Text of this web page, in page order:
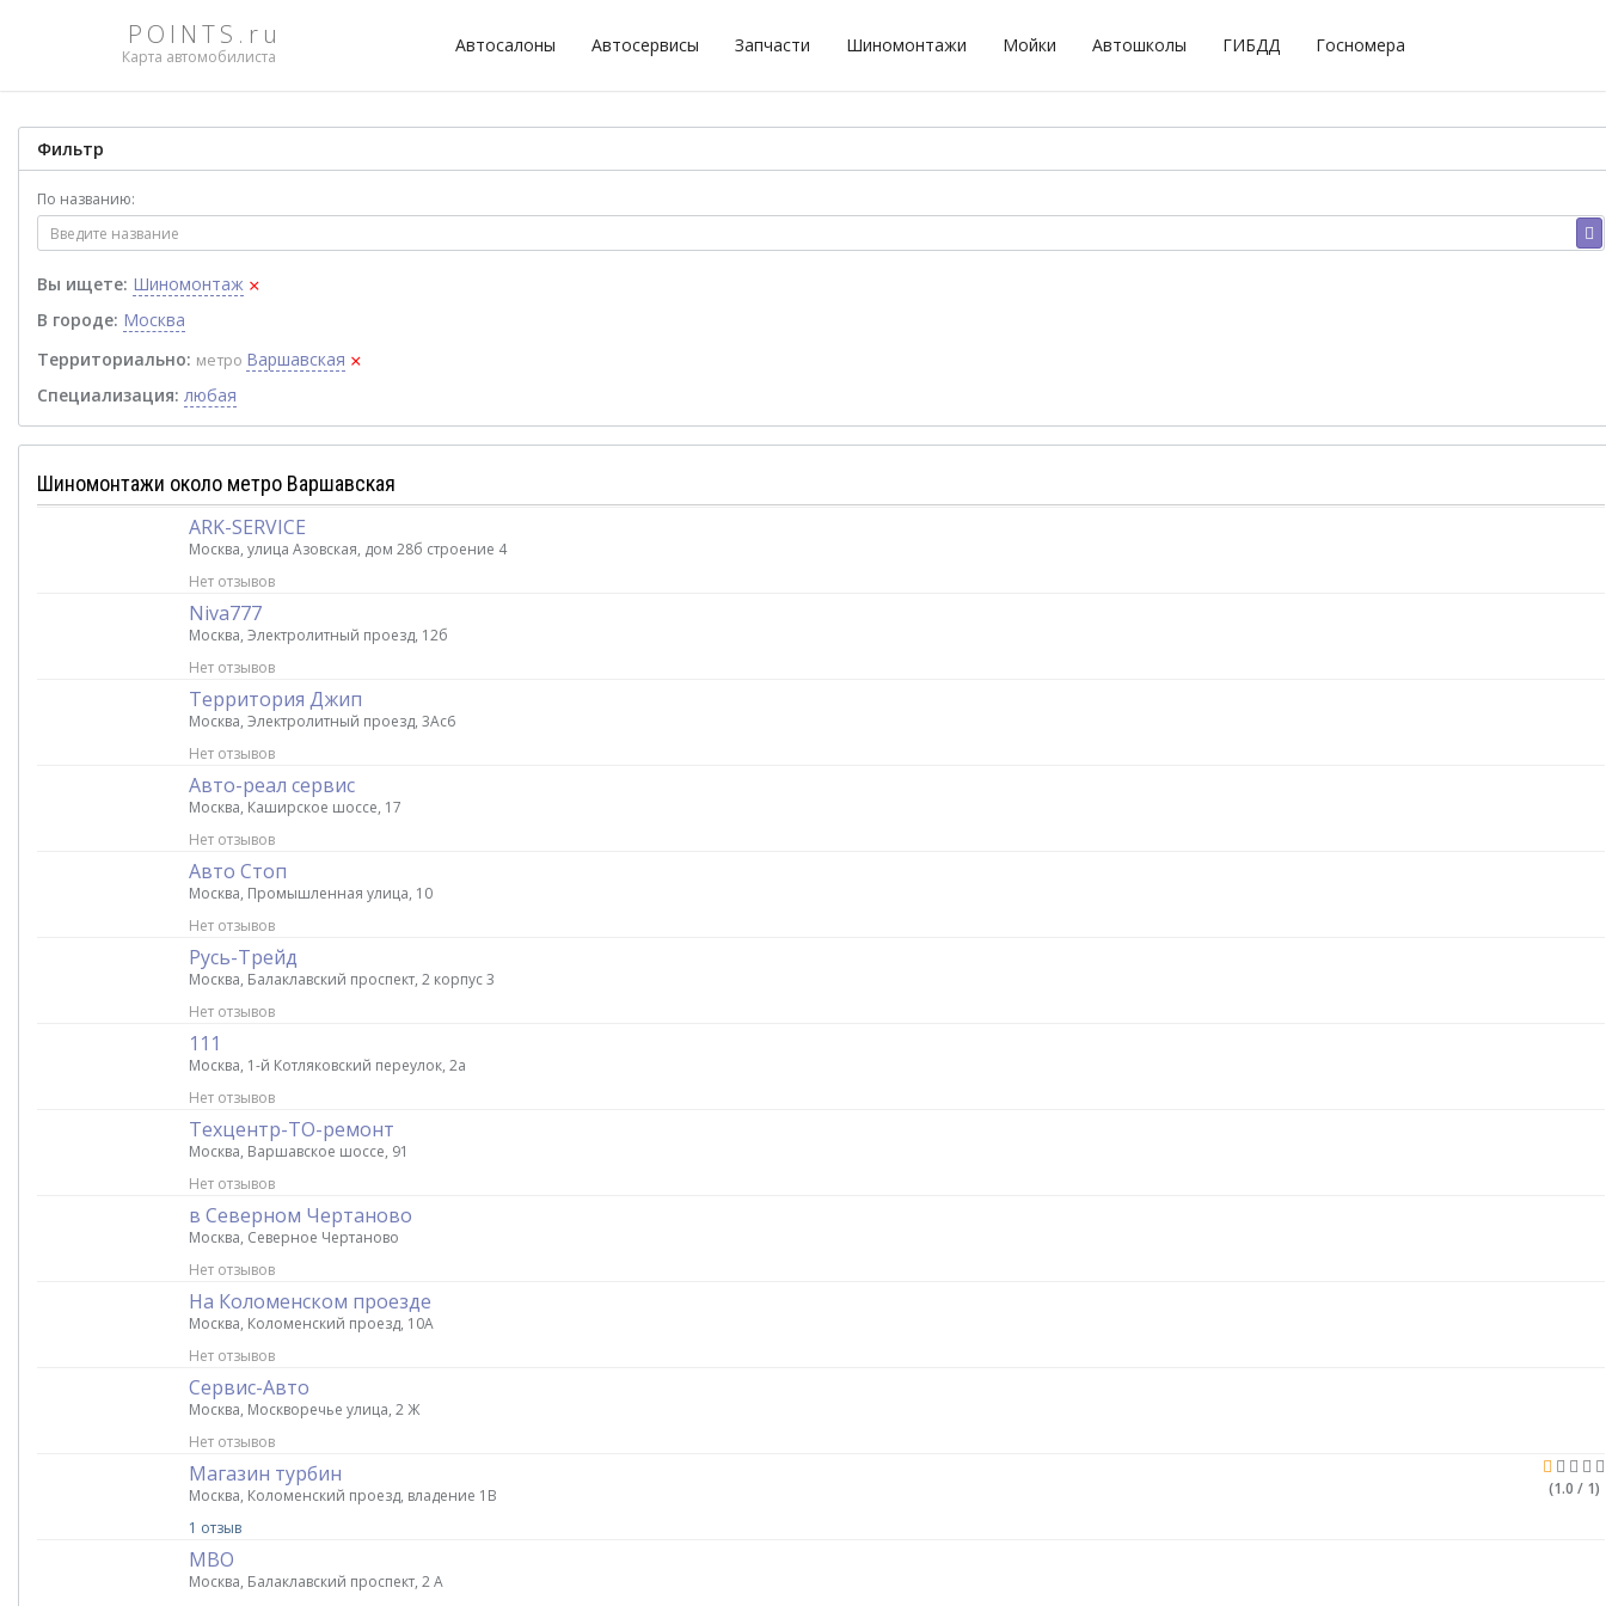
POINTS.ru
Карта автомобилиста
Автосалоны Автосервисы Запчасти Шиномонтажи Мойки Автошколы ГИБДД Госномера
Фильтр
По названию:
Вы ищете: Шиномонтаж ×
В городе: Москва
Территориально: метро Варшавская ×
Специализация: любая
Шиномонтажи около метро Варшавская
ARK-SERVICE
Москва, улица Азовская, дом 28б строение 4
Нет отзывов
Niva777
Москва, Электролитный проезд, 12б
Нет отзывов
Территория Джип
Москва, Электролитный проезд, 3Ас6
Нет отзывов
Авто-реал сервис
Москва, Каширское шоссе, 17
Нет отзывов
Авто Стоп
Москва, Промышленная улица, 10
Нет отзывов
Русь-Трейд
Москва, Балаклавский проспект, 2 корпус 3
Нет отзывов
111
Москва, 1-й Котляковский переулок, 2а
Нет отзывов
Техцентр-ТО-ремонт
Москва, Варшавское шоссе, 91
Нет отзывов
в Северном Чертаново
Москва, Северное Чертаново
Нет отзывов
На Коломенском проезде
Москва, Коломенский проезд, 10А
Нет отзывов
Сервис-Авто
Москва, Москворечье улица, 2 Ж
Нет отзывов
(1.0 / 1)
Магазин турбин
Москва, Коломенский проезд, владение 1В
1 отзыв
МВО
Москва, Балаклавский проспект, 2 А